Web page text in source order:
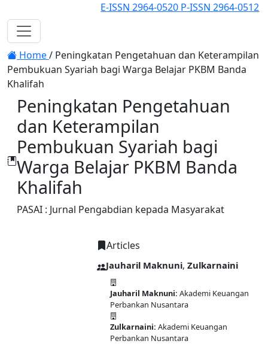
E-ISSN 2964-0520 P-ISSN 2964-0512
Register
Toggle navigation
Home/ Peningkatan Pengetahuan dan Keterampilan
Pembukuan Syariah bagi Warga Belajar PKBM Banda
Khalifah
Peningkatan Pengetahuan
dan Keterampilan
Pembukuan Syariah bagi
Warga Belajar PKBM Banda
Khalifah
PASAI : Jurnal Pengabdian kepada Masyarakat
Articles
Jauharil Maknuni, Zulkarnaini
Jauharil Maknuni: Akademi Keuangan
Perbankan Nusantara
Zulkarnaini: Akademi Keuangan
Perbankan Nusantara